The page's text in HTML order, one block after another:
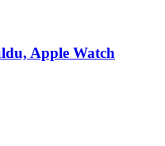
Apple Watch